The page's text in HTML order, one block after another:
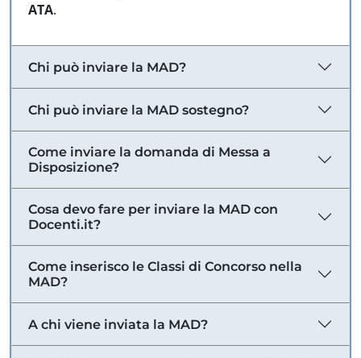
ATA.
Chi può inviare la MAD?
Chi può inviare la MAD sostegno?
Come inviare la domanda di Messa a
Disposizione?
Cosa devo fare per inviare la MAD con
Docenti.it?
Come inserisco le Classi di Concorso nella
MAD?
A chi viene inviata la MAD?